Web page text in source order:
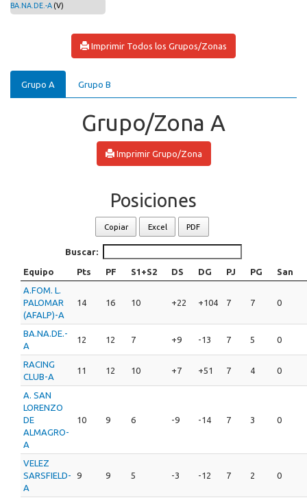
BA.NA.DE.-A (V)
Imprimir Todos los Grupos/Zonas
Grupo A Grupo B
Grupo/Zona A
Imprimir Grupo/Zona
Posiciones
Copiar Excel PDF
Buscar:
Equipo Pts PF S1+S2 DS DG PJ PG
San
A.FOM. L.
PALOMAR
(AFALP)-A
14 16 10 +22 +104 7 7 0
BA.NA.DE.-
A
12 12 7 +9 -13 7 5 0
RACING
CLUB-A
11 12 10 +7 +51 7 4 0
A. SAN
LORENZO
DE
ALMAGRO-
A
10 9 6 -9 -14 7 3 0
VELEZ
SARSFIELD-
A
9 9 5 -3 -12 7 2 0